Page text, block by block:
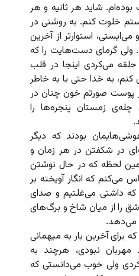
شاید هر ثانیه و هر
خلوت کنم. به روشنی در
استوارتر از آخرین
ولی گرمای دست‌هایت را که
می‌کردی اینجا در قلب
به خدا حتی با به خاطر
پوست صورتم خون چنان در
زمستان پنجره‌ها را
بودند که دیگر
در شکفتن در هر زمان و
لحظه که در حال نوشتن
که انگار آویخته بر
که داشتی می‌غلتیم و صدای
را از میان شاخ و برگ‌های
می‌دهد.
آخرین بار به میهمانی
نبودی، هرچند به
ولی خوب می‌دانستی که